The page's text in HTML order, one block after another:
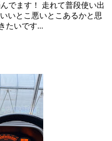
でます！ 走れて普段使い出
いとこ悪いとこあるかと思
たいです...